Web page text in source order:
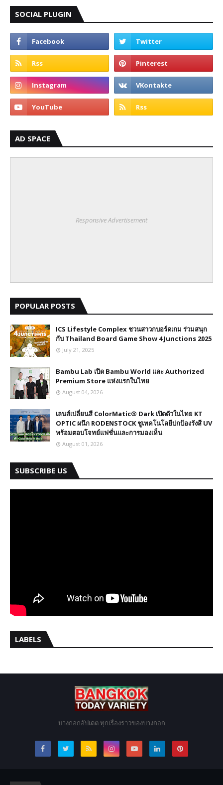
SOCIAL PLUGIN
AD SPACE
Responsive Advertisement
POPULAR POSTS
ICS Lifestyle Complex ชวนสาวกบอร์ดเกม ร่วมสนุก
กับ Thailand Board Game Show 4 Junctions 2025
July 21, 2025
Bambu Lab เปิด Bambu World และ Authorized
Premium Store แห่งแรกในไทย
August 04, 2026
เลนส์เปลี่ยนสี ColorMatic® Dark เปิดตัวในไทย​ KT
OPTIC ผนึก RODENSTOCK ชูเทคโนโลยีปกป้องรังสี UV
พร้อมตอบโจทย์แฟชั่นและการมองเห็น
August 01, 2026
SUBSCRIBE US
LABELS
บางกอกอัปเดต ทุกเรื่องราวของบางกอก